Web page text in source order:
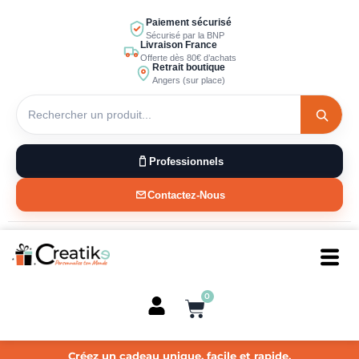
Paiement sécurisé
Sécurisé par la BNP
Livraison France
Offerte dès 80€ d’achats
Retrait boutique
Angers (sur place)
Professionnels
Contactez-Nous
0
Panier
Créez un cadeau unique, facile et rapide.